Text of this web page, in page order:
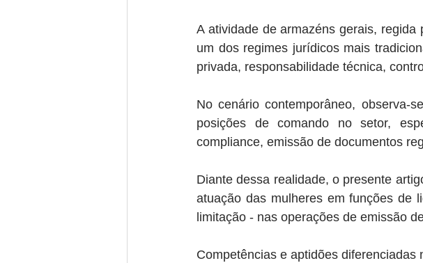
A atividade de armazéns gerais,
um dos regimes jurídicos mais
privada, responsabilidade técnica,
No cenário contemporâneo, observa-
posições de comando no setor,
compliance, emissão de documentos
Diante dessa realidade, o presente
atuação das mulheres em funções de
limitação - nas operações de emissão
Competências e aptidões